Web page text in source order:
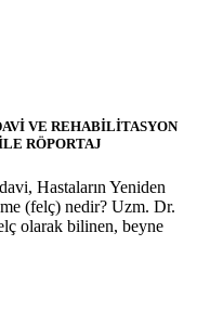
VE REHABİLİTASYON
RÖPORTAJ
Hastaların Yeniden
(felç) nedir? Uzm. Dr.
olarak bilinen, beyne